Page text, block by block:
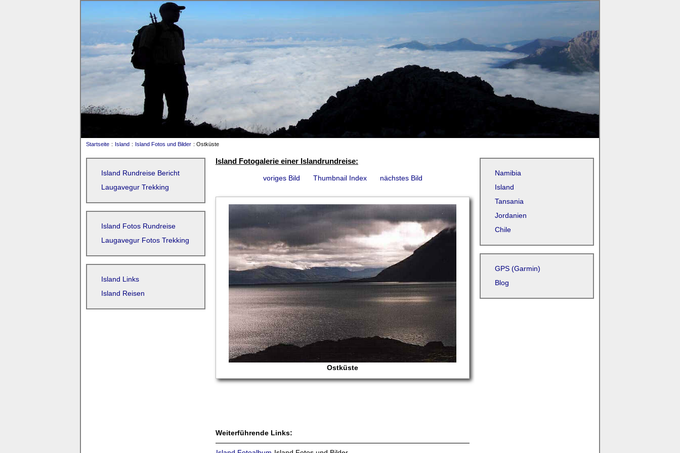
Startseite : Island : Island Fotos und Bilder : Ostküste
Island Fotogalerie einer Islandrundreise:
voriges Bild Thumbnail Index nächstes Bild
Ostküste
Weiterführende Links:
Island Rundreise Bericht
Laugavegur Trekking
Island Fotos Rundreise
Laugavegur Fotos Trekking
Island Links
Island Reisen
Namibia
Island
Tansania
Jordanien
Chile
GPS (Garmin)
Blog